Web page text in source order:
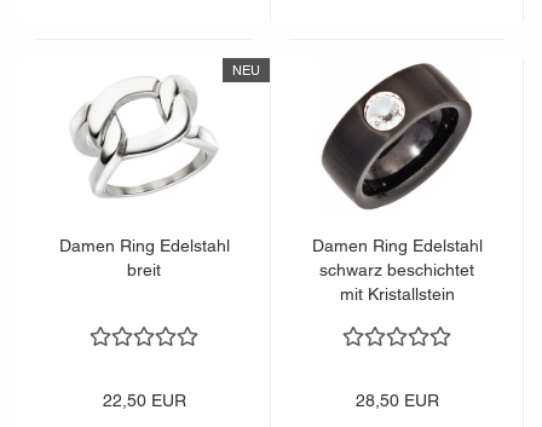
NEU
Damen Ring Edelstahl
breit
22,50 EUR
Damen Ring Edelstahl
schwarz beschichtet
mit Kristallstein
28,50 EUR